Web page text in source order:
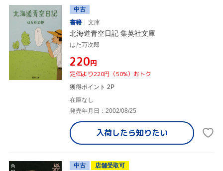
中古
書籍
文庫
北海道青空日記 集英社文庫
はた万次郎
¥220円
定価より220円（50%）おトク
獲得ポイント 2P
在庫なし
発売年月日：2002/08/25
入荷したら知りたい
中古
店舗受取可